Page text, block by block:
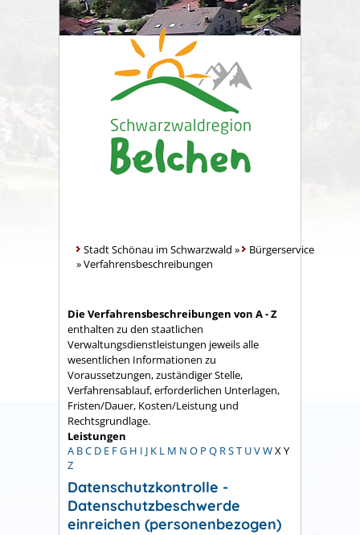
Stadt Schönau im Schwarzwald »
Bürgerservice
»Verfahrensbeschreibungen
Die Verfahrensbeschreibungen von A - Z
enthalten zu den staatlichen
Verwaltungsdienstleistungen jeweils alle
wesentlichen Informationen zu
Voraussetzungen, zuständiger Stelle,
Verfahrensablauf, erforderlichen Unterlagen,
Fristen/Dauer, Kosten/Leistung und
Rechtsgrundlage.
Leistungen
A BC D E FG H I J K L M N O P Q RST UVWX Y
Z
Datenschutzkontrolle -
Datenschutzbeschwerde
einreichen (personenbezogen)